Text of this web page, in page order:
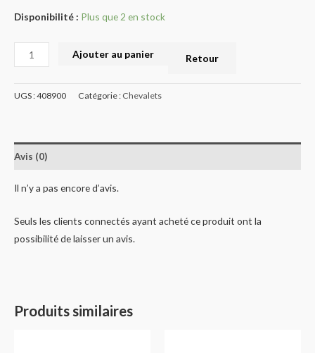
Disponibilité : Plus que 2 en stock
Ajouter au panier Retour
UGS :408900 Catégorie : Chevalets
Avis (0)
Il n’y a pas encore d’avis.
Seuls les clients connectés ayant acheté ce produit ont la
possibilité de laisser un avis.
Produits similaires